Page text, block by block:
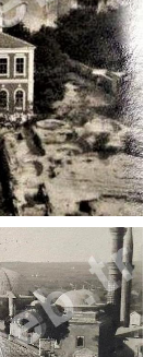
(6)